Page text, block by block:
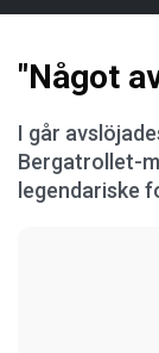
"Något
I går
Bergatrollet-
legendariske